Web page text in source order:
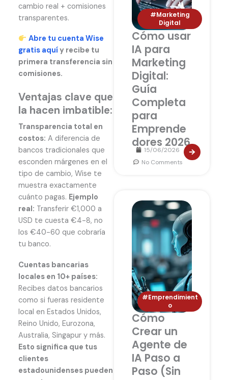
cambio real + comisiones
transparentes.
Abre tu cuenta Wise
gratis aquíy recibe tu
primera transferencia sin
comisiones.
Ventajas clave que
la hacen imbatible:
Transparencia total en
costos: A diferencia de
bancos tradicionales que
esconden márgenes en el
tipo de cambio, Wise te
muestra exactamente
cuánto pagas. Ejemplo
real: Transferir €1,000 a
USD te cuesta €4-8, no
los €40-60 que cobraría
tu banco.
Cuentas bancarias
locales en 10+ países:
Recibes datos bancarios
como si fueras residente
local en Estados Unidos,
Reino Unido, Eurozona,
Australia, Singapur y más.
Esto significa que tus
clientes
estadounidenses pueden
#Marketing
Digital
Cómo usar
IA para
Marketing
Digital:
Guía
Completa
para
Emprende
dores 2026
15/06/2026
No Comments
#Emprendimient
o
Cómo
Crear un
Agente de
IA Paso a
Paso (Sin